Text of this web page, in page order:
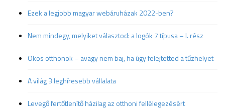
Ezek a legjobb magyar webáruházak 2022-ben?
Nem mindegy, melyiket választod: a logók 7 típusa – I. rész
Okos otthonok – avagy nem baj, ha úgy felejtetted a tűzhelyet
A világ 3 leghíresebb vállalata
Levegő fertőtlenítő házilag az otthoni fellélegezésért